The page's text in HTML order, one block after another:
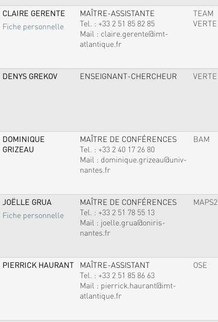
CLAIRE GERENTE
Fiche personnelle
MAÎTRE-ASSISTANTE
Tel. : +33 2 51 85 82 85
Mail : claire.gerente@imt-
atlantique.fr
TEAM
VERTE
DENYS GREKOV ENSEIGNANT-CHERCHEUR VERTE
DOMINIQUE
GRIZEAU
MAÎTRE DE CONFÉRENCES
Tel. : +33 2 40 17 26 80
Mail : dominique.grizeau@univ-
nantes.fr
BAM
JOËLLE GRUA
Fiche personnelle
MAÎTRE DE CONFÉRENCES
Tel. : +33 2 51 78 55 13
Mail : joelle.grua@oniris-
nantes.fr
MAPS2
PIERRICK HAURANT
MAÎTRE-ASSISTANT
Tel. : +33 2 51 85 86 63
Mail : pierrick.haurant@imt-
atlantique.fr
OSE